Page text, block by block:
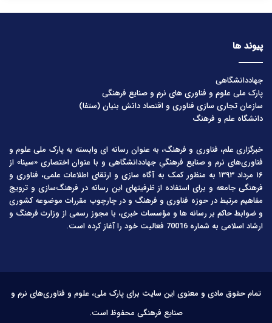
پیوند ها
جهاددانشگاهی
پارک ملی علوم و فناوری های نرم و صنایع فرهنگی
سازمان تجاری سازی فناوری و اقتصاد دانش بنیان (ستفا)
دانشگاه علم و فرهنگ
خبرگزاری علم، فناوری و فرهنگ، به عنوان رسانه ای وابسته به پارک ملی علوم و
فناوری‌های نرم و صنایع فرهنگیِ جهاددانشگاهی و با عنوان اختصاری «سینا» از
۱۶ مرداد ۱۳۹۳ به منظور کمک به آگاه سازی و ارتقای اطلاعات علمی، فناوری و
فرهنگی جامعه و برای استفاده از ظرفیتهای این رسانه در فرهنگ‌سازی و ترویج
مفاهیم مرتبط در حوزه فناوری و فرهنگ و در چارچوب مقررات موضوعه کشوری
و ضوابط حاکم بر رسانه ها و مؤسسات خبری، با مجوز رسمی از وزارت فرهنگ و
ارشاد اسلامی به شماره 70016 فعالیت خود را آغاز کرده است.
تمام حقوق مادی و معنوی این سایت برای پارک ملی، علوم و فناوری‌های نرم و
صنایع فرهنگی محفوظ است.